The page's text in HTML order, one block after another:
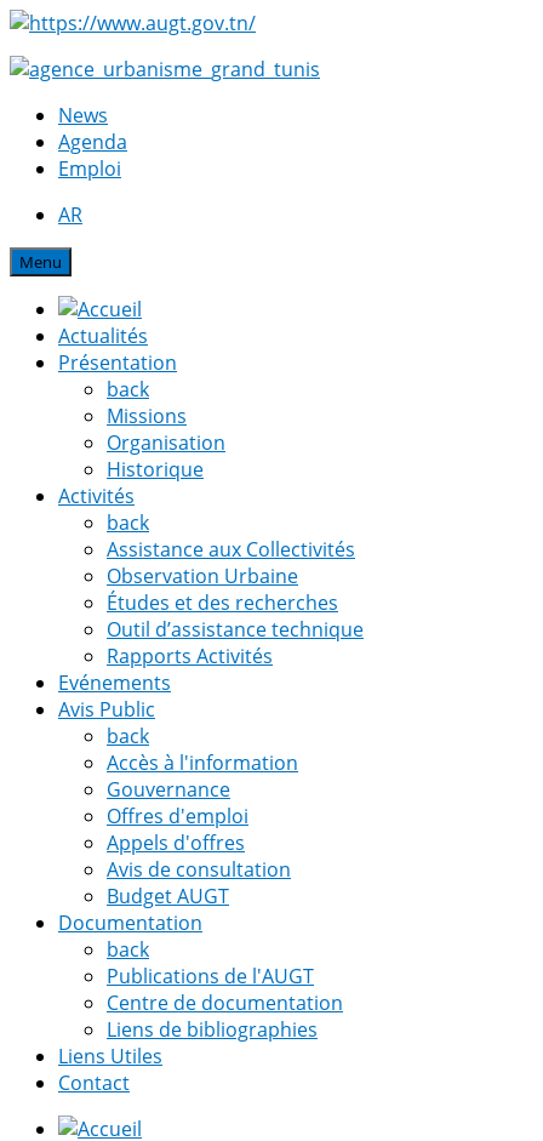
News
Agenda
Emploi
AR
Menu
Actualités
Présentation
back
Missions
Organisation
Historique
Activités
back
Assistance aux Collectivités
Observation Urbaine
Études et des recherches
Outil d’assistance technique
Rapports Activités
Evénements
Avis Public
back
Accès à l'information
Gouvernance
Offres d'emploi
Appels d'offres
Avis de consultation
Budget AUGT
Documentation
back
Publications de l'AUGT
Centre de documentation
Liens de bibliographies
Liens Utiles
Contact